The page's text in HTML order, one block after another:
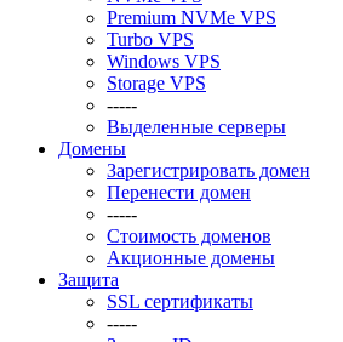
Premium NVMe VPS
Turbo VPS
Windows VPS
Stоrage VPS
-----
Выделенные серверы
Домены
Зарегистрировать домен
Перенести домен
-----
Стоимость доменов
Акционные домены
Защита
SSL сертификаты
-----